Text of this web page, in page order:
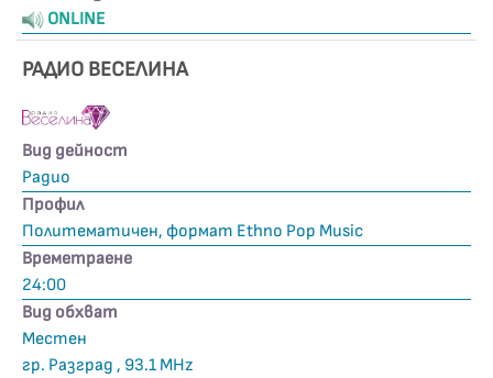
ONLINE
РАДИО ВЕСЕЛИНА
Вид дейност
Радио
Профил
Политематичен, формат Ethno Pop Music
Времетраене
24:00
Вид обхват
Местен
гр. Разград , 93.1 MHz